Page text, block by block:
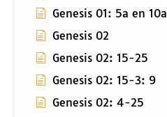
Genesis 01: 5a en 10a
Genesis 02
Genesis 02: 15-25
Genesis 02: 15-3: 9
Genesis 02: 4-25